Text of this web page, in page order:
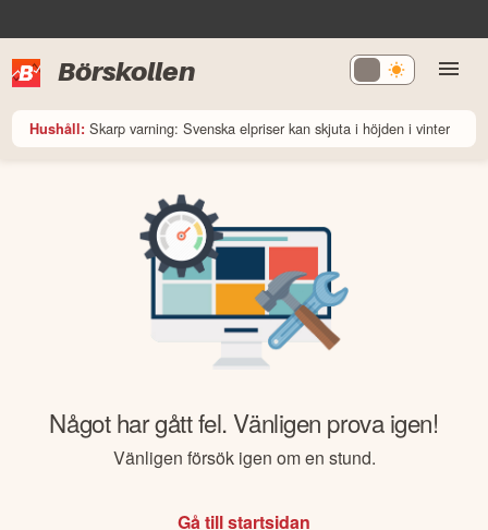
Börskollen
Hushåll: Skarp varning: Svenska elpriser kan skjuta i höjden i vinter
Något har gått fel. Vänligen prova igen!
Vänligen försök igen om en stund.
Gå till startsidan